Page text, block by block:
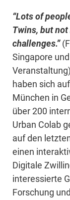
“Lots of
Twins, but
challenges.”
Singapore
haben sich
München in
über 200
Urban Colab
auf den
einen
Digitale
interessierte
Forschung